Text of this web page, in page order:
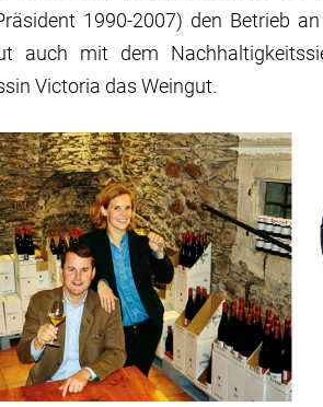
1990-2007) den Betrieb
auch mit dem
Victoria das Weingut.